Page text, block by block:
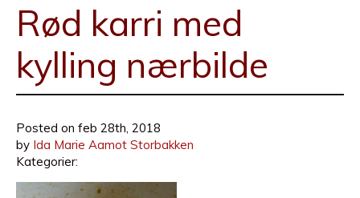
Rød karri med
kylling nærbilde
Posted on feb 28th, 2018
by Ida Marie Aamot Storbakken
Kategorier: